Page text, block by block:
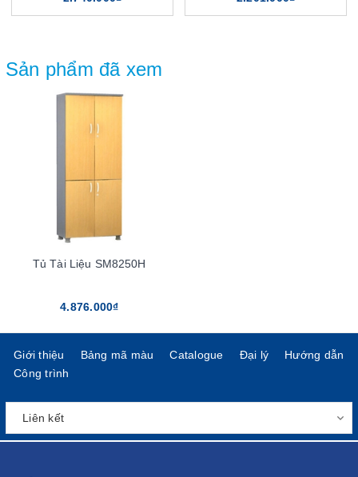
Sản phẩm đã xem
Tủ Tài Liệu SM8250H
4.876.000₫
Giới thiệu Bảng mã màu Catalogue Đại lý
Hướng dẫn
Công trình